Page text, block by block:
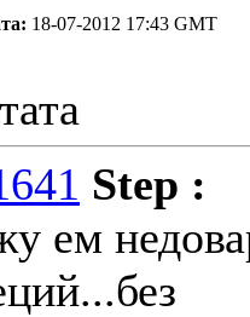
18-07-2012 17:43 GMT
Step :
ем